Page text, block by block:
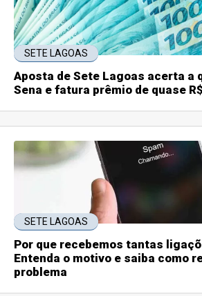
SETE LAGOAS
Aposta de Sete Lagoas acerta a
Sena e fatura prêmio de quase
SETE LAGOAS
Por que recebemos tantas
Entenda o motivo e saiba como
problema